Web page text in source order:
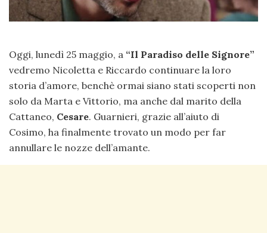
Oggi, lunedì 25 maggio, a “Il Paradiso delle Signore”
vedremo Nicoletta e Riccardo continuare la loro
storia d’amore, benchè ormai siano stati scoperti non
solo da Marta e Vittorio, ma anche dal marito della
Cattaneo, Cesare. Guarnieri, grazie all’aiuto di
Cosimo, ha finalmente trovato un modo per far
annullare le nozze dell’amante.